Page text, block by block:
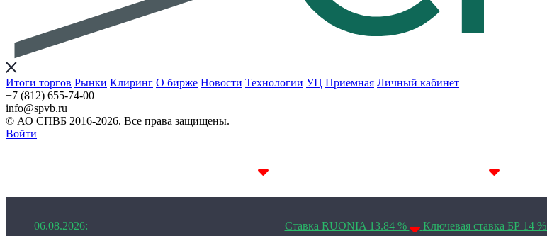
Итоги торгов Рынки Клиринг О бирже Новости Технологии УЦ Приемная Личный кабинет
+7 (812) 655-74-00
info@spvb.ru
© АО СПВБ 2016-2026. Все права защищены.
Войти
1D 14.11% 14D 14.23%
06.08.2026: Ставка RUONIA 13.84 % Ключевая ставка БР 14 %